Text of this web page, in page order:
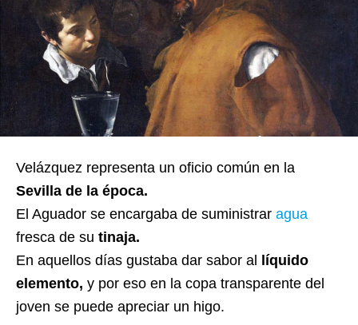
Velázquez representa un oficio común en la
Sevilla de la época.
El Aguador se encargaba de suministrar agua
fresca de su tinaja.
En aquellos días gustaba dar sabor al
líquido
elemento, y por eso en la copa transparente del
joven se puede apreciar un higo.